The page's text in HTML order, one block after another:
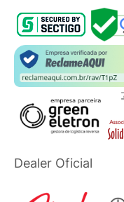
Dealer Oficial